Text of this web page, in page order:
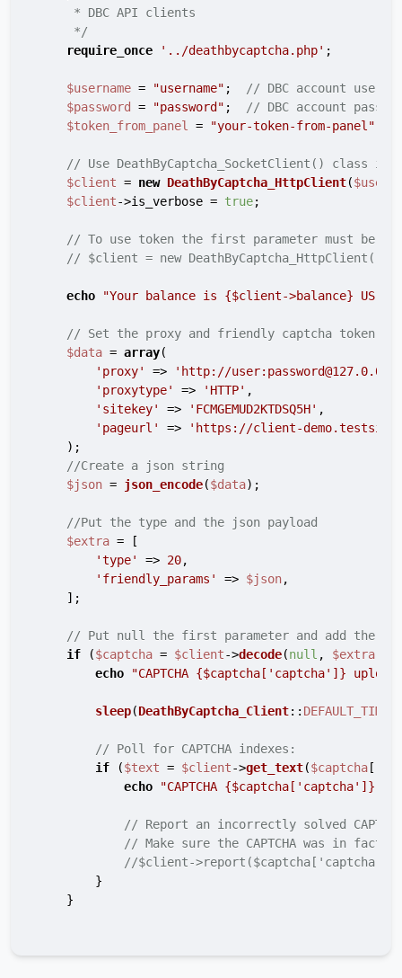
     * DBC API clients
     */
require_once
'../deathbycaptcha.php' ;
$username = "username" ;
// DBC account
$password
= "password" ;
// DBC account
$token_from_panel
= "your-token-from-panel"
// Use DeathByCaptcha_SocketClient() class if
$client = new DeathByCaptcha_HttpClient(
$client->is_verbose = true;
// To use token the first parameter must be
// $client = new
echo "Your balance is {$client->balance} US
// Set the proxy and friendly captcha token
$data = array(
'proxy'
=>
'http://
'proxytype'
=> 'HTTP' ,
'sitekey'
=> 'FCMGEMUD2KTDSQ5H' ,
'pageurl'
=>
'https://client-
    );
//Create a json string
$json = json_encode($data);
//Put the type and the json payload
$extra = [
'type'
=> 20,
'friendly_params'
=> $json,
    ];
// Put null the first parameter and add the
if ($captcha = $client->decode(null , $extra
echo
"CAPTCHA {$captcha['captcha']}
sleep(DeathByCaptcha_Client::
// Poll for CAPTCHA indexes:
if ($text = $client->get_text($captcha [
echo
"CAPTCHA {$captcha['captcha']}
// Report an incorrectly solved
// Make sure the CAPTCHA was in fact
//$client-
        }
    }